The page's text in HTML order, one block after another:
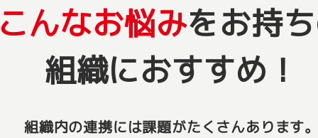
こんなお悩みをお持
組織におすすめ！
組織内の連携には課題がたくさんあります